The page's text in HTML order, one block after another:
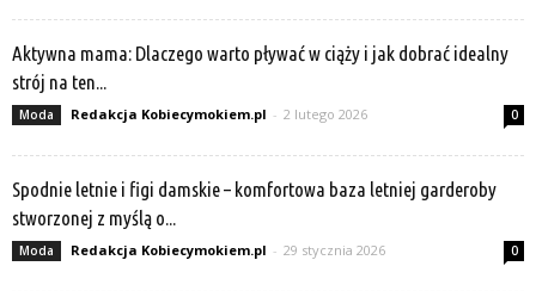
Aktywna mama: Dlaczego warto pływać w ciąży i jak dobrać idealny
strój na ten...
Moda Redakcja Kobiecymokiem.pl - 2 lutego 2026 0
Spodnie letnie i figi damskie – komfortowa baza letniej garderoby
stworzonej z myślą o...
Moda Redakcja Kobiecymokiem.pl - 29 stycznia 2026 0